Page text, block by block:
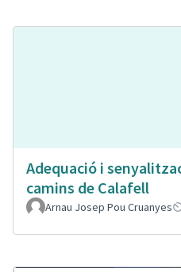
Adequació i
camins de Calafell
Arnau Josep Pou Cruanyes